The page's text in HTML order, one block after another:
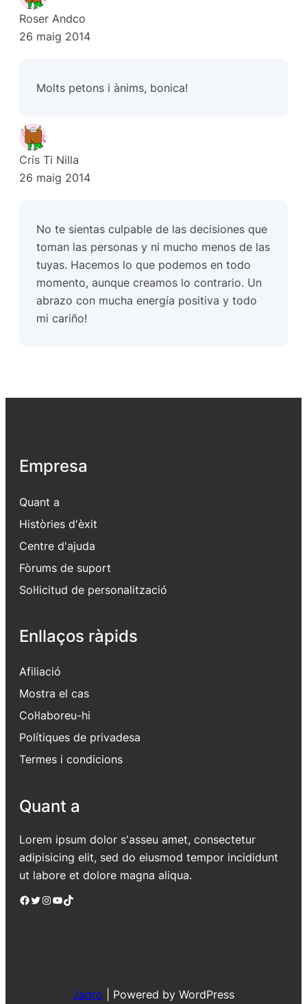
Roser Andco
26 maig 2014
Molts petons i ànims, bonica!
Cris Ti Nilla
26 maig 2014
No te sientas culpable de las decisiones que
toman las personas y ni mucho menos de las
tuyas. Hacemos lo que podemos en todo
momento, aunque creamos lo contrario. Un
abrazo con mucha energía positiva y todo
mi cariño!
Empresa
Quant a
Històries d'èxit
Centre d'ajuda
Fòrums de suport
Sol·licitud de personalització
Enllaços ràpids
Afiliació
Mostra el cas
Col·laboreu-hi
Polítiques de privadesa
Termes i condicions
Quant a
Lorem ipsum dolor s'asseu amet, consectetur
adipisicing elit, sed do eiusmod tempor incididunt
ut labore et dolore magna aliqua.
Facebook Twitter Instagram YouTube TikTok
Jadro Powered by WordPress